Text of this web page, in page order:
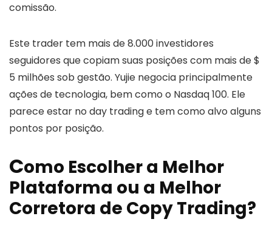
comissão.
Este trader tem mais de 8.000 investidores
seguidores que copiam suas posições com mais de $
5 milhões sob gestão. Yujie negocia principalmente
ações de tecnologia, bem como o Nasdaq 100. Ele
parece estar no day trading e tem como alvo alguns
pontos por posição.
Como Escolher a Melhor
Plataforma ou a Melhor
Corretora de Copy Trading?